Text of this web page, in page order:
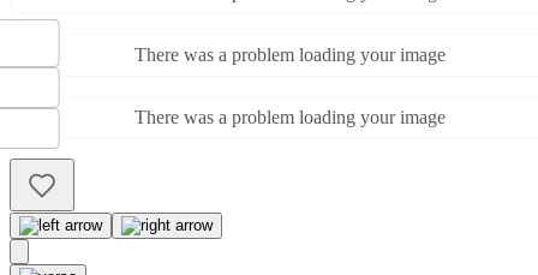
There was a problem loading your image
There was a problem loading your image